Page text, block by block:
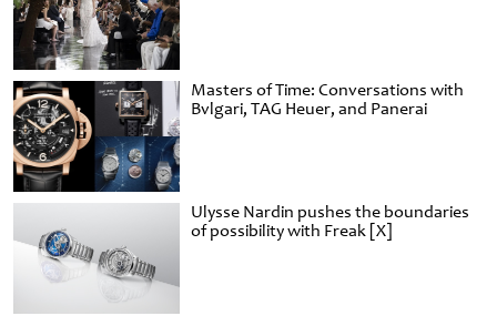
Masters of Time: Conversations with
Bvlgari, TAG Heuer, and Panerai
Ulysse Nardin pushes the boundaries
of possibility with Freak [X]